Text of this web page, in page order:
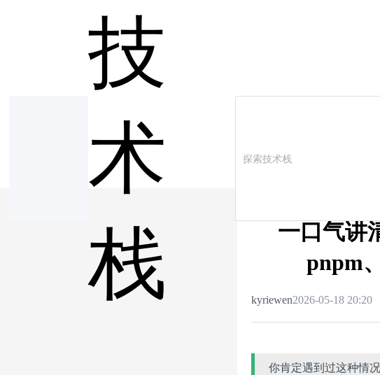
技
术
栈
一口气讲
pnpm
kyriewen2026-05-18 20:20
你肯定遇到过这种情